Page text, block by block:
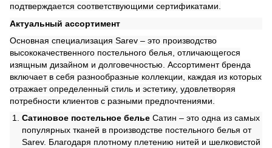
подтверждается соответствующими сертификатами.
Актуальный ассортимент
Основная специализация Sarev – это производство
высококачественного постельного белья, отличающегося
изящным дизайном и долговечностью. Ассортимент бренда
включает в себя разнообразные коллекции, каждая из которых
отражает определенный стиль и эстетику, удовлетворяя
потребности клиентов с разными предпочтениями.
Сатиновое постельное белье Сатин – это одна из самых
популярных тканей в производстве постельного белья от
Sarev. Благодаря плотному плетению нитей и шелковистой